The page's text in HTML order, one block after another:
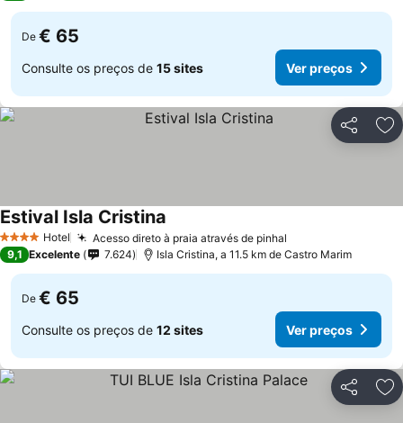
De € 65
Consulte os preços de 15 sites Ver preços
Partilhar
4 EstrelasHotel Acesso direto à praia através de pinhal
Estival Isla Cristina
9,1 Excelente 7.624 Isla Cristina, a 11.5 km de Castro Marim
De € 65
Consulte os preços de 12 sites Ver preços
Partilhar